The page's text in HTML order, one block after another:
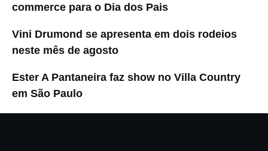
commerce para o Dia dos Pais
Vini Drumond se apresenta em dois rodeios
neste mês de agosto
Ester A Pantaneira faz show no Villa Country
em São Paulo